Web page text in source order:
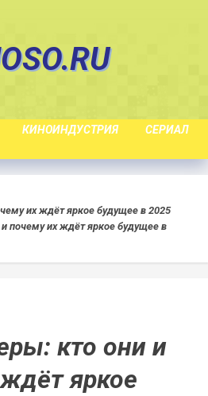
КИНОИНДУСТРИЯ
СЕРИАЛ
их ждёт яркое будущее в 2025
почему их ждёт яркое будущее в
кто они и
яркое